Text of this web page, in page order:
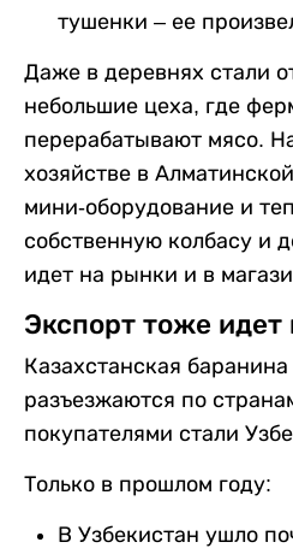
тушенки – ее
Даже в деревнях стали
небольшие цеха, где
перерабатывают мясо.
хозяйстве в
мини-оборудование и
собственную колбасу и
идет на рынки и в
Экспорт тоже идет
Казахстанская
разъезжаются по
покупателями стали
Только в прошлом году:
В Узбекистан ушло